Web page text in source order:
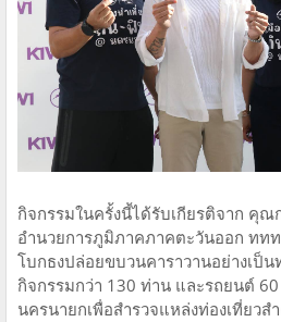
กิจกรรมในครั้งนี้ได้รับเกียรติจาก คุ
อำนวยการภูมิภาคภาคตะวันออก ทท
โบกธงปล่อยขบวนคาราวานอย่างเป็น
กิจกรรมกว่า 130 ท่าน และรถยนต์
นครนายกเพื่อสำรวจแหล่งท่องเที่ยวส